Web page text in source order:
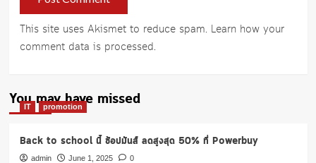
This site uses Akismet to reduce spam. Learn how your
comment data is processed.
You may have missed
IT promotion
Back to school นี้ ช้อปมันส์ ลดสูงสุด 50% ที่ Powerbuy
admin June 1, 2025
0